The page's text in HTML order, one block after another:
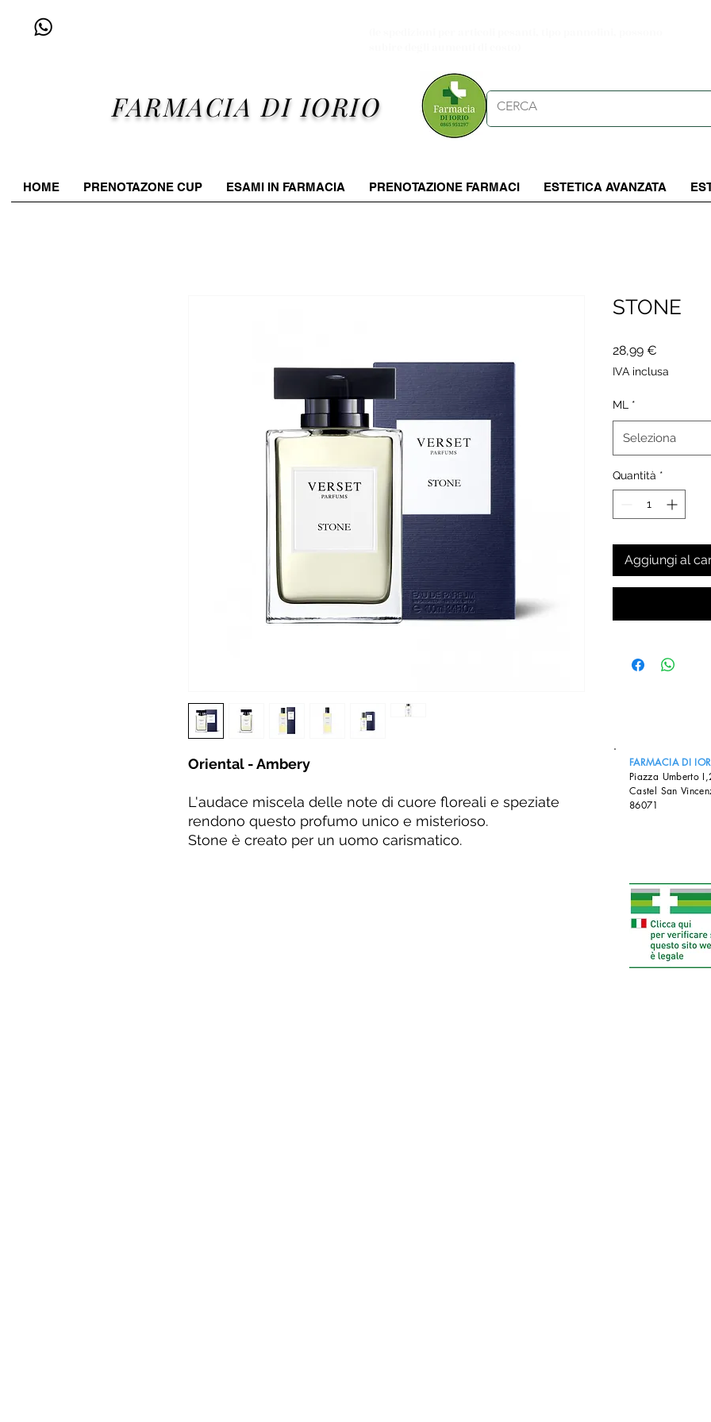
FARMACIA DI IORIO
HOME PRENOTAZONE CUP ESAMI IN FARMACIA PRENOTAZIONE FARMACI ESTETICA AVANZATA
FARMACIA DI
Piazza Umberto
Castel San
86071
Oriental - Ambery
L'audace miscela delle note di cuore floreali e speziate
rendono questo profumo unico e misterioso.
Stone è creato per un uomo carismatico.
STONE
28,99 €
IVA inclusa
ML *
Seleziona
Quantità *
Aggiungi al